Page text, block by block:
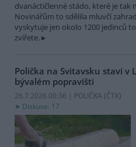
dvanáctičlenné stádo, které je tak
Novinářům to sdělila mluvčí
vyskytuje jen okolo 1200 jedinců
zvířete.
Polička na Svitavsku staví v
bývalém popravišti
26.7.2026 00:36 | POLIČKA (ČTK)
Diskuse: 17